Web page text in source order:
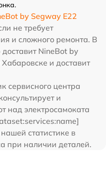
by Segway E22
не требует
и сложного ремонта. В
NineBot by
и доставит
сервисного центра
и
над электросамоката
статистике в
при наличии деталей.